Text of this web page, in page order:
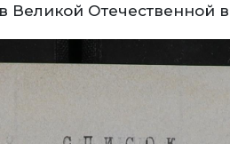
Отечественной